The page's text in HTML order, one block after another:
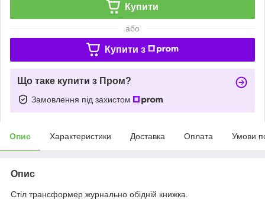
Купити
або
Купити з
Що таке купити з Пром?
Замовлення під захистом
Опис Характеристики Доставка Оплата Умови
Опис
Стіл трансформер журнально обідній книжка.